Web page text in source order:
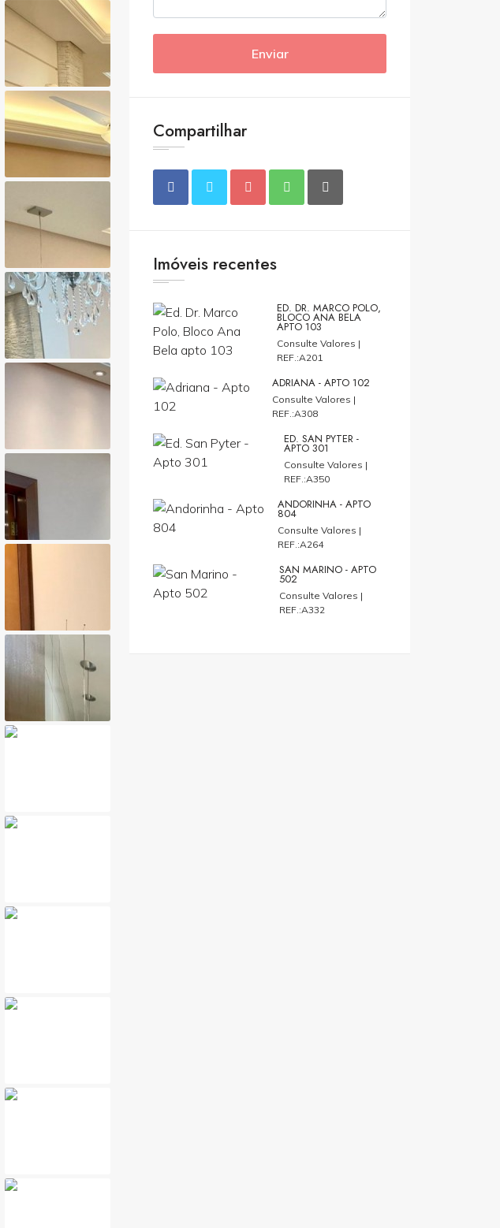
Enviar
Compartilhar
Imóveis recentes
ED. DR. MARCO POLO,
BLOCO ANA BELA
APTO 103
Consulte Valores |
REF.:A201
ADRIANA - APTO 102
Consulte Valores |
REF.:A308
ED. SAN PYTER -
APTO 301
Consulte Valores |
REF.:A350
ANDORINHA - APTO
804
Consulte Valores |
REF.:A264
SAN MARINO - APTO
502
Consulte Valores |
REF.:A332